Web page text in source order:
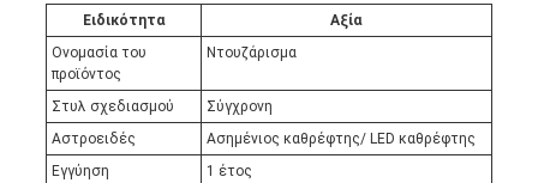
Ειδικότητα
Αξία
Ονομασία του
προϊόντος
Ντουζάρισμα
Στυλ σχεδιασμού
Σύγχρονη
Αστροειδές
Ασημένιος καθρέφτης/ LED καθρέφτης
Εγγύηση
1 έτος